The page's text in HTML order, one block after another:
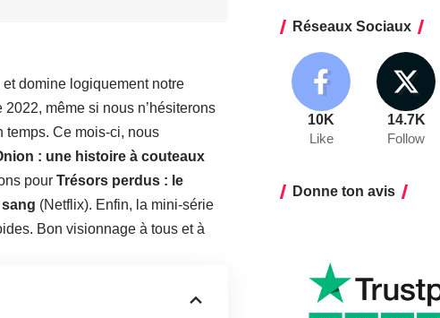
domine logiquement notre
même si nous n’hésiterons
temps. Ce mois-ci, nous
: une histoire à couteaux
pour Trésors perdus : le
(Netflix). Enfin, la mini-série
Bon visionnage à tous et à
Réseaux Sociaux
10K
Like
14.7K
Follow
Donne ton avis